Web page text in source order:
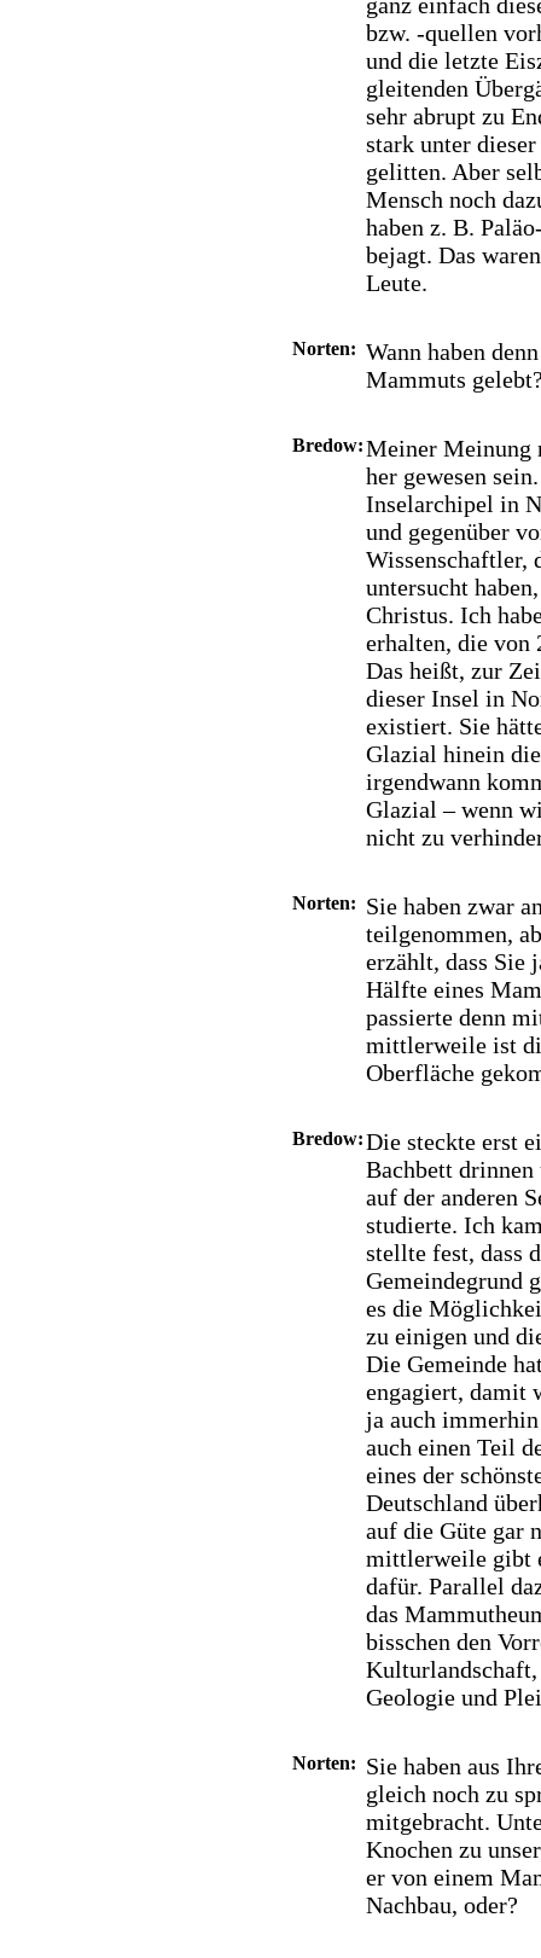
bzw. -quellen
und die letzte
gleitenden
sehr abrupt zu
stark unter
gelitten. Aber
Mensch noch
haben z. B.
bejagt. Das
Leute.
Norten: Wann haben
Mammuts
Bredow:Meiner Meinung
her gewesen
Inselarchipel in
und gegenüber
Wissenschaftler,
untersucht
Christus. Ich
erhalten, die von
Das heißt, zur
dieser Insel in
existiert. Sie
Glazial hinein
irgendwann
Glazial – wenn
nicht zu
Norten: Sie haben zwar
teilgenommen,
erzählt, dass Sie
Hälfte eines
passierte denn
mittlerweile ist
Oberfläche
Bredow:Die steckte erst
Bachbett
auf der anderen
studierte. Ich
stellte fest, dass
Gemeindegrund
es die
zu einigen und
Die Gemeinde
engagiert, damit
ja auch
auch einen Teil
eines der
Deutschland
auf die Güte gar
mittlerweile gibt
dafür. Parallel
das
bisschen den
Geologie und
Norten: Sie haben aus
gleich noch zu
mitgebracht.
Knochen zu
er von einem
Nachbau, oder?